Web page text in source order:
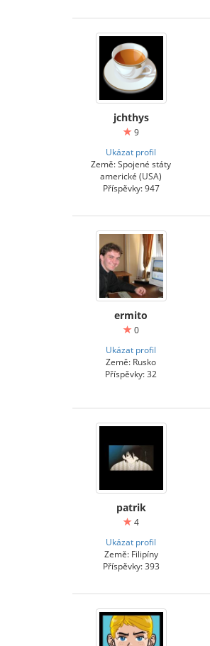
jchthys
9
Ukázat profil
Země: Spojené státy
americké (USA)
Příspěvky: 947
ermito
0
Ukázat profil
Země: Rusko
Příspěvky: 32
patrik
4
Ukázat profil
Země: Filipíny
Příspěvky: 393